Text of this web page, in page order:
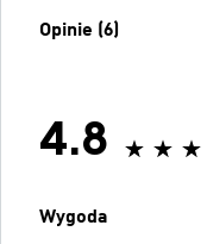
Opinie (6)
4.8
Wygoda